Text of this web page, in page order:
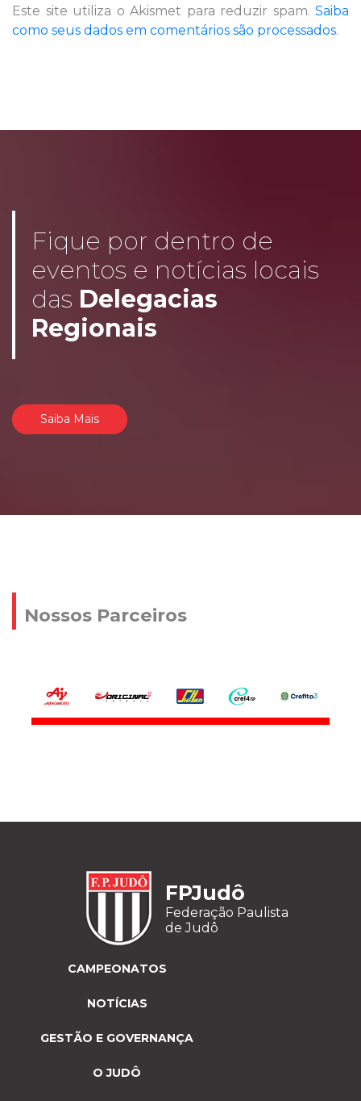
Este site utiliza o Akismet para reduzir spam. Saiba
como seus dados em comentários são processados.
Fique por dentro de
eventos e notícias locais
das Delegacias
Regionais
Saiba Mais
Nossos Parceiros
FPJudô
Federação Paulista
de Judô
CAMPEONATOS
NOTÍCIAS
GESTÃO E GOVERNANÇA
O JUDÔ